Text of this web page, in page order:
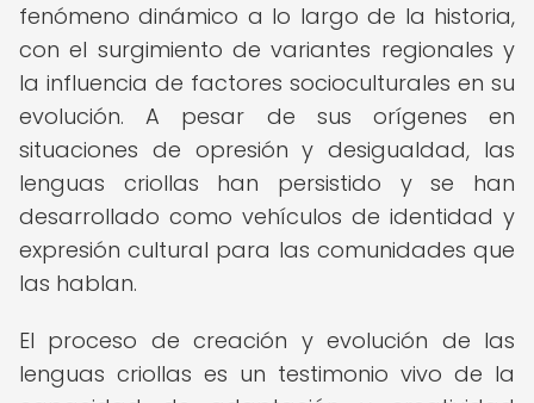
fenómeno dinámico a lo largo de la historia,
con el surgimiento de variantes regionales y
la influencia de factores socioculturales en su
evolución. A pesar de sus orígenes en
situaciones de opresión y desigualdad, las
lenguas criollas han persistido y se han
desarrollado como vehículos de identidad y
expresión cultural para las comunidades que
las hablan.
El proceso de creación y evolución de las
lenguas criollas es un testimonio vivo de la